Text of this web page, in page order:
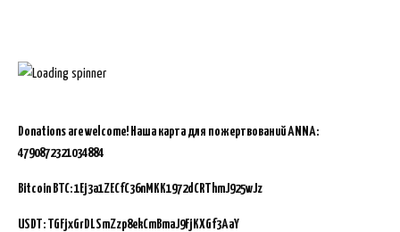
Donations are welcome! Наша карта для пожертвований ANNA:
4790872321034884
Bitcoin BTC:1Ej3a1ZECfC36nMKK1972dCRThmJ925wJz
USDT: TGFjxGrDLSmZzp8ekCmBmaJ9FjKXGf3AaY